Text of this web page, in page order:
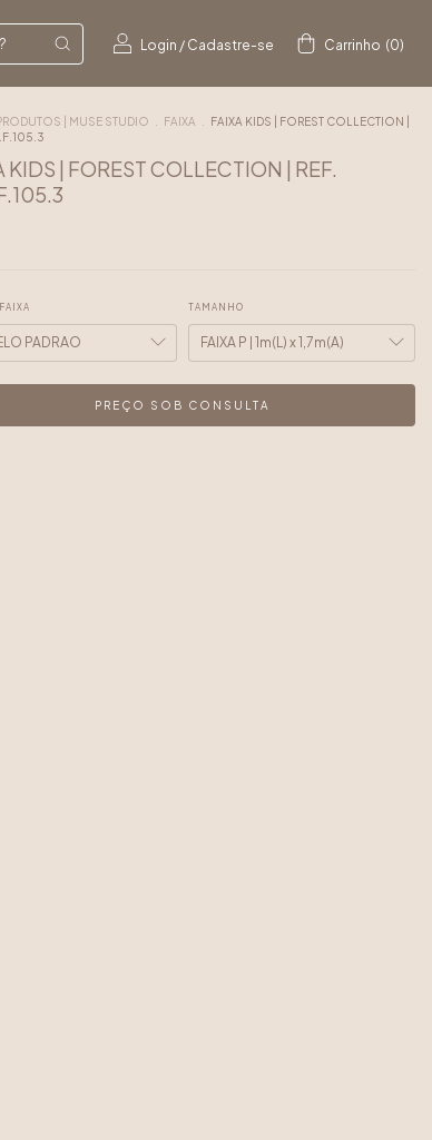
Login / Cadastre-se Carrinho (0)
| MUSE STUDIO FAIXA
FAIXA KIDS | FOREST COLLECTION |
KIDS | FOREST COLLECTION | REF.
TAMANHO